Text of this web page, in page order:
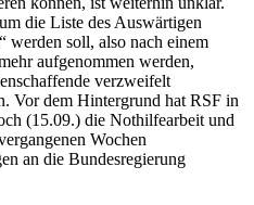
die Liste des Auswärtigen
werden soll, also nach einem
aufgenommen werden,
verzweifelt
Vor dem Hintergrund hat RSF in
(15.09.) die Nothilfearbeit und
Wochen
an die Bundesregierung